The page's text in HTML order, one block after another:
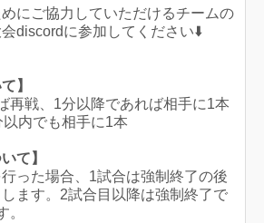
めにご協力していただけるチームの
discordに参加してください⬇️
】
再戦、1分以降であれば相手に1本
以内でも相手に1本
て】
った場合、1試合は強制終了の後
ます。2試合目以降は強制終了で
。